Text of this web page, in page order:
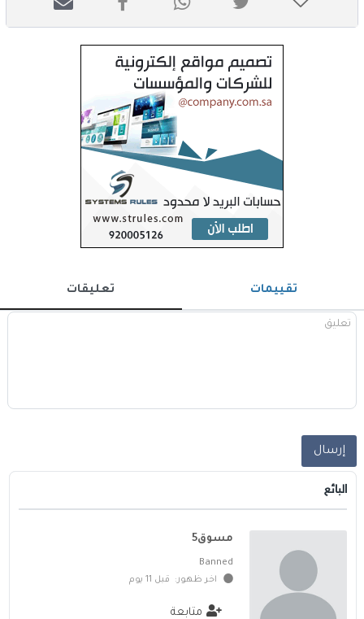
تقييمات تعليقات
إرسال
البائع
مسوق5
Banned
اخر ظهور: قبل 11 يوم
متابعة